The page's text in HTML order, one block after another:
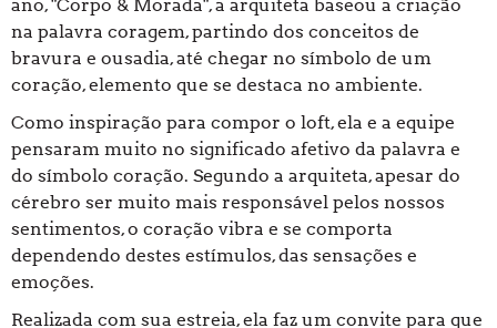
ano, "Corpo & Morada", a arquiteta baseou a criação
na palavra coragem, partindo dos conceitos de
bravura e ousadia, até chegar no símbolo de um
coração, elemento que se destaca no ambiente.
Como inspiração para compor o loft, ela e a equipe
pensaram muito no significado afetivo da palavra e
do símbolo coração. Segundo a arquiteta, apesar do
cérebro ser muito mais responsável pelos nossos
sentimentos, o coração vibra e se comporta
dependendo destes estímulos, das sensações e
emoções.
Realizada com sua estreia, ela faz um convite para que